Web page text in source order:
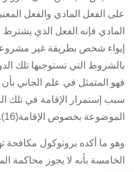
على الفعل المادي والفعل
المادي فإنه الفعل الذي
إيواء شخص بطريقة غير مشروعة
بالشروط التي تستوجبها تلك
فهو المتمثل في علم الجاني
سبب إستمرار الإقامة في تلك
الموضوعة بخصوص الإقامة(16).
وهو ما أكده بروتوكول مكافحة
الخامسة بأنه لا يجوز محاكمة